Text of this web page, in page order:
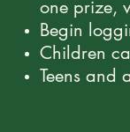
one prize,
Begin
Children
Teens and